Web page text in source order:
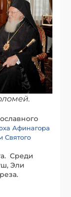
Афинагора
Святого
Среди
Эли